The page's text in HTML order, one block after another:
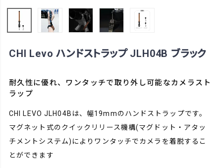
CHI Levo ハンドストラップ JLH04B ブラック
耐久性に優れ、ワンタッチで取り外し可能なカメラスト
ラップ
CHI LEVO JLH04Bは、幅19mmのハンドストラップです。
マグネット式のクイックリリース機構(マグドット・アタッ
チメントシステム)によりワンタッチでカメラを着脱するこ
とができます